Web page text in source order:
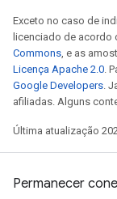
Exceto no caso de
licenciado de acordo
Commons, e as
Licença Apache 2.0.
Google Developers.
afiliadas. Alguns
Última atualização
Permanecer